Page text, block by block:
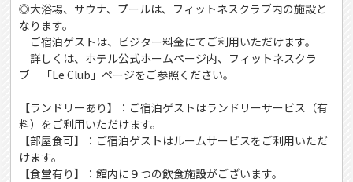
◎大浴場、サウナ、プールは、フィットネスクラブ内の施設と
なります。
ご宿泊ゲストは、ビジター料金にてご利用いただけます。
詳しくは、ホテル公式ホームページ内、フィットネスクラ
ブ 「Le Club」ページをご参照ください。
【ランドリーあり】：ご宿泊ゲストはランドリーサービス（有
料）をご利用いただけます。
【部屋食可】：ご宿泊ゲストはルームサービスをご利用いただ
けます。
【食堂有り】：館内に９つの飲食施設がございます。